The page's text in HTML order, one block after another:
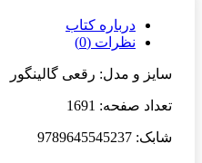
درباره کتاب
نظرات (0)
سایز و مدل: رقعی گالینگور
تعداد صفحه: 1691
شابک: 9789645545237